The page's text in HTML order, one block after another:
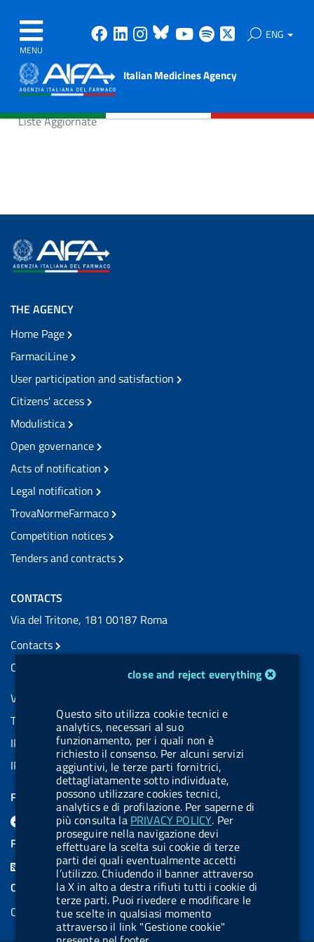
MENU
Facebook
Linkedin
Instagram
Bluesky
Youtube
Spotify ENG
Italian Medicines Agency
Liste Aggiornate
cookie management moduleclose and reject everything
Questo sito utilizza cookie tecnici e
analytics, necessari al suo
funzionamento, per i quali non è
richiesto il consenso. Per alcuni servizi
aggiuntivi, le terze parti fornitrici,
dettagliatamente sotto individuate,
possono utilizzare cookies tecnici,
analytics e di profilazione. Per saperne di
più consulta la PRIVACY POLICY. Per
proseguire nella navigazione devi
effettuare la scelta sui cookie di terze
parti dei quali eventualmente accetti
l’utilizzo. Chiudendo il banner attraverso
la X in alto a destra rifiuti tutti i cookie di
terze parti. Puoi rivedere e modificare le
tue scelte in qualsiasi momento
attraverso il link "Gestione cookie"
THE AGENCY
Home Page
FarmaciLine
User participation and satisfaction
Citizens' access
Modulistica
Open governance
Acts of notification
Legal notification
TrovaNormeFarmaco
Competition notices
Tenders and contracts
CONTACTS
Via del Tritone, 181 00187 Roma
Contacts
Certified e-mail (PEC) contacts
VAT number: 08703841000
Tax code: 97345810580
IPA AIFA code: aifa_rm
IPA UCB code: UFE1TR
FOLLOW US ON
l
a
b
e
l
.
b
B
l
u
e
s
k
y
Y
o
u
t
u
b
e
L
i
n
k
e
d
i
FEED RSS
COOKIES
Cookie management